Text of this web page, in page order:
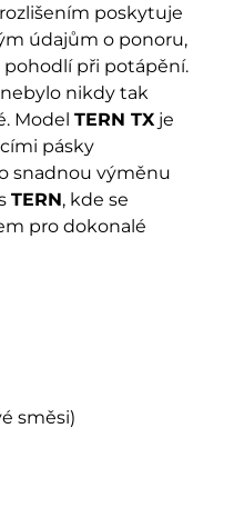
poskytuje
údajům o ponoru,
pohodlí při potápění.
nikdy tak
Model TERN TXje
pásky
snadnou výměnu
TERN, kde se
pro dokonalé
směsi)